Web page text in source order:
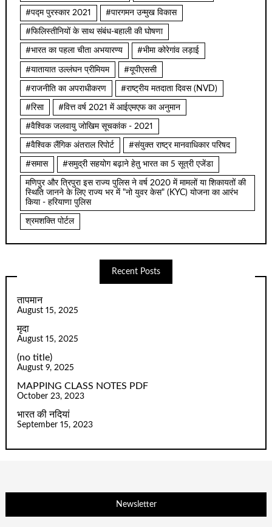
#पद्म पुरस्कार 2021 #पारगमन उन्मुख विकास
#फिलिस्तीनियों के साथ संबंध-बहाली की घोषणा
#भारत का पहला चीता अभयारण्य #भीमा कोरेगांव लड़ाई
#यातायात उल्लंघन प्रीमियम #यूपीएससी
#राजनीति का अपराधीकरण #राष्ट्रीय मतदाता दिवस (NVD)
#रिसा #वित्त वर्ष 2021 में आईएमएफ का अनुमान
#वैश्विक जलवायु जोखिम सूचकांक - 2021
#वैश्विक लैंगिक अंतराल रिपोर्ट #संयुक्त राष्ट्र मानवाधिकार परिषद
#समास #समुद्री सहयोग बढ़ाने हेतु भारत का 5 सूत्री एजेंडा
मणिपुर और त्रिपुरा इस राज्य पुलिस ने वर्ष 2020 में मामलों या शिकायतों की
स्थिति जानने के लिए राज्य भर में "नो युवर केस" (KYC) योजना का आरंभ
किया - हरियाणा पुलिस
श्रमशक्ति पोर्टल
Recent Posts
तापमान
August 15, 2025
मृदा
August 15, 2025
(no title)
August 9, 2025
MAPPING CLASS NOTES PDF
October 23, 2023
भारत की नदियां
September 15, 2023
Newsletter